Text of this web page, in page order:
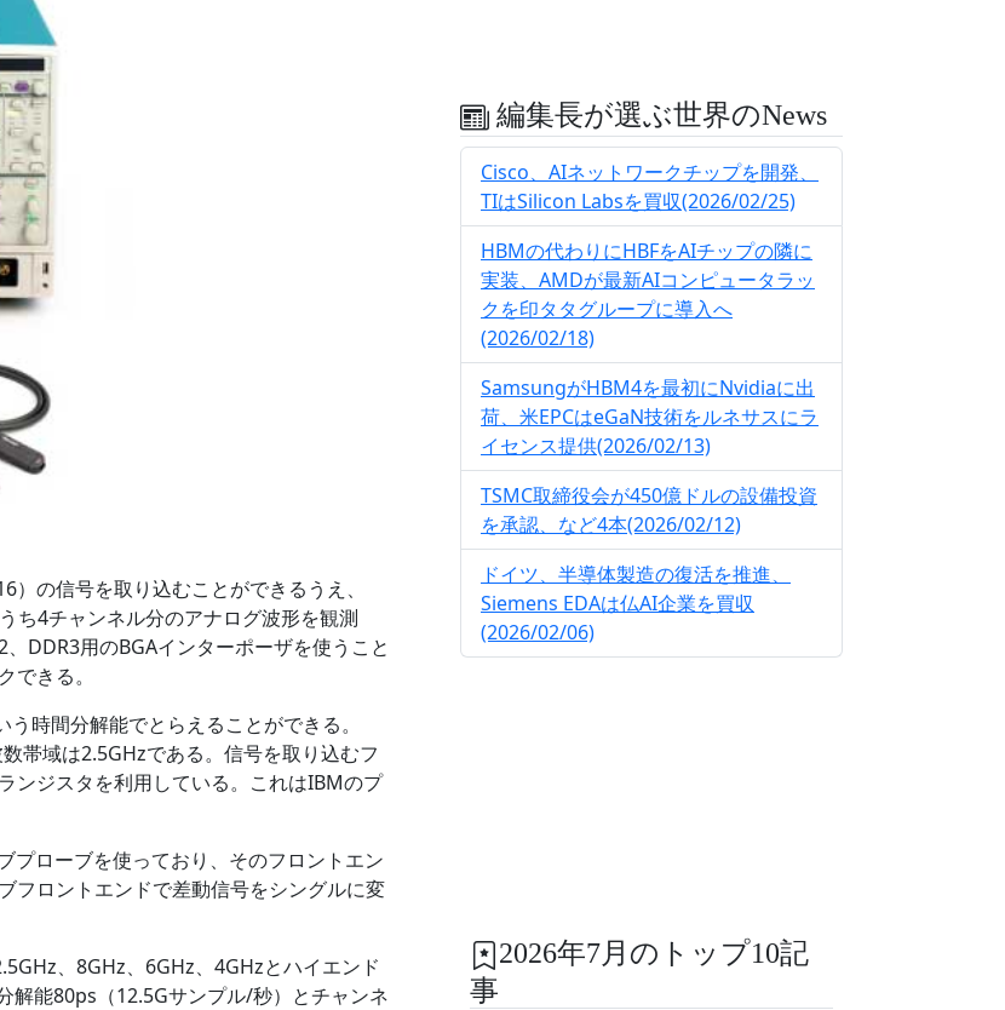
の信号を取り込むことができるうえ、
ち4チャンネル分のアナログ波形を観測
DDR3用のBGAインターポーザを使うこと
できる。
時間分解能でとらえることができる。
帯域は2.5GHzである。信号を取り込むフ
ンジスタを利用している。これはIBMのプ
プローブを使っており、そのフロントエン
フロントエンドで差動信号をシングルに変
、8GHz、6GHz、4GHzとハイエンド
解能80ps（12.5Gサンプル/秒）とチャンネ
編集長が選ぶ世界のNews
Cisco、AIネットワークチップを開発、
TIはSilicon Labsを買収(2026/02/25)
HBMの代わりにHBFをAIチップの隣に
実装、AMDが最新AIコンピュータラッ
クを印タタグループに導入へ
(2026/02/18)
SamsungがHBM4を最初にNvidiaに出
荷、米EPCはeGaN技術をルネサスにラ
イセンス提供(2026/02/13)
TSMC取締役会が450億ドルの設備投資
を承認、など4本(2026/02/12)
ドイツ、半導体製造の復活を推進、
Siemens EDAは仏AI企業を買収
(2026/02/06)
2026年7月のトップ10記
事